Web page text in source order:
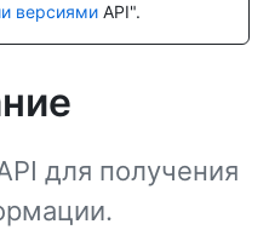
версиями API".
для получения